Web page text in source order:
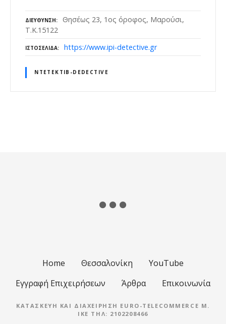
ΔΙΕΎΘΥΝΣΗ
Θησέως 23, 1ος όροφος, Μαρούσι,
Τ.Κ.15122
ΙΣΤΟΣΕΛΊΔΑ https://www.ipi-detective.gr
ΝΤΕΤΈΚΤΙΒ-DEDECTIVE
ο
ή
Home Θεσσαλονίκη
YouTube
Εγγραφή Επιχειρήσεων
Άρθρα Επικοινωνία
ΚΑΤΑΣΚΕΥΉ ΚΑΙ ΔΙΑΧΕΊΡΗΣΗ EURO-TELECOMMERCE M.
IKE ΤΗΛ: 2102208466